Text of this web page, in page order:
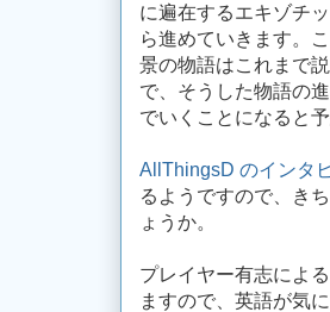
に遍在するエキゾチ
ら進めていきます。
景の物語はこれまで
で、そうした物語の
でいくことになると予
AllThingsD のインタ
るようですので、き
ょうか。
プレイヤー有志による
ますので、英語が気